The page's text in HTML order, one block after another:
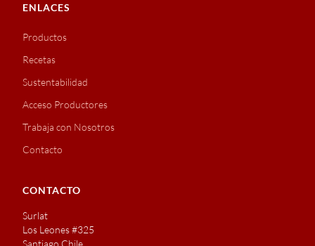
ENLACES
Productos
Recetas
Sustentabilidad
Acceso Productores
Trabaja con Nosotros
Contacto
CONTACTO
Surlat
Los Leones #325
Santiago Chile